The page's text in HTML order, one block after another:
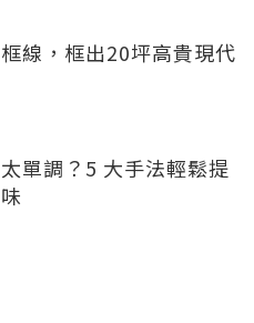
線，框出20坪高貴現代
單調？5 大手法輕鬆提